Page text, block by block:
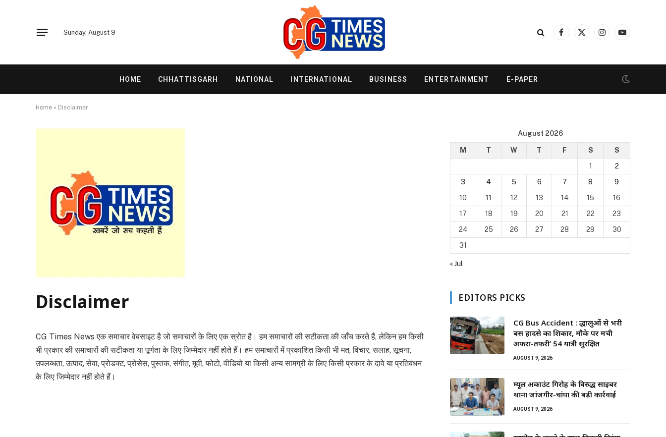
Sunday, August 9
Facebook
X
InstagramYouTube
HOME CHHATTISGARH NATIONAL INTERNATIONAL BUSINESS ENTERTAINMENT E-PAPER
Home » Disclaimer
Disclaimer
CG Times News एक समाचार वेबसाइट है जो समाचारों के लिए एक स्रोत है। हम समाचारों की सटीकता की जाँच करते हैं, लेकिन हम किसी
भी प्रकार की समाचारों की सटीकता या पूर्णता के लिए जिम्मेदार नहीं होते हैं। हम समाचारों में प्रकाशित किसी भी मत, विचार, सलाह, सूचना,
उपलब्धता, उत्पाद, सेवा, प्रोडक्ट, प्रोसेस, पुस्तक, संगीत, मूवी, फोटो, वीडियो या किसी अन्य सामग्री के लिए किसी प्रकार के दावे या प्रतिबंधन
के लिए जिम्मेदार नहीं होते हैं।
August 2026
M T W T F S
S
1
2
3
4 5 6 7 8
9
10
11 12 13 14 15
16
17
18 19 20 21 22
23
24
25 26 27 28 29
30
31
« Jul
EDITORS PICKS
CG Bus Accident : श्रद्धालुओं से भरी
बस हादसे का शिकार, मौके पर मची
अफरा-तफरी’ 54 यात्री सुरक्षित
AUGUST 9, 2026
म्यूल अकाउंट गिरोह के विरुद्ध साइबर
थाना जांजगीर-चांपा की बड़ी कार्रवाई
AUGUST 9, 2026